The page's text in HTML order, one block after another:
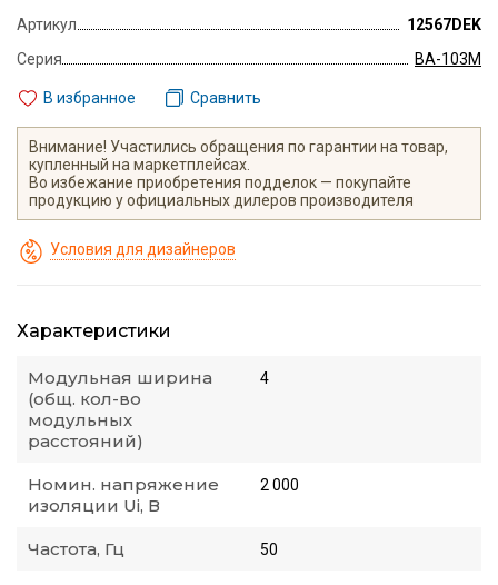
Артикул
12567DEK
Серия
ВА-103M
В избранное Сравнить
Внимание! Участились обращения по гарантии на товар,
купленный на маркетплейсах.
Во избежание приобретения подделок — покупайте
продукцию у официальных дилеров производителя
Условия для дизайнеров
Характеристики
Модульная ширина
(общ. кол-во
модульных
расстояний)
4
Номин. напряжение
изоляции Ui, В
2 000
Частота, Гц 50